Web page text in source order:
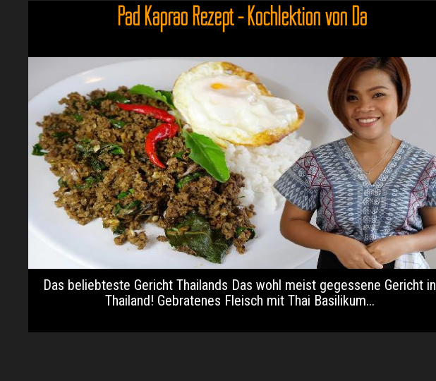
Pad Kaprao Rezept - Kochlektion von Da
Das beliebteste Gericht Thailands Das wohl meist gegessene Gericht in
Thailand! Gebratenes Fleisch mit Thai Basilikum...